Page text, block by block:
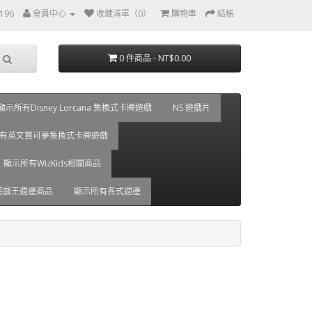
會員中心 收藏清單（0） 購物車 結帳
0 件商品 - NT$0.00
示所有Disney Lorcana 集換式卡牌遊戲 NS 遊戲片
英文寶可夢集換式卡牌遊戲
顯示所有WizKids相關商品
王週邊商品 顯示所有各式週邊